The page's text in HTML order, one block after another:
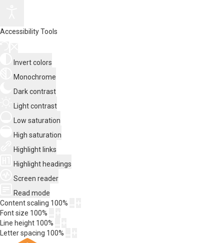
Accessibility Tools
Invert colors
Monochrome
Dark contrast
Light contrast
Low saturation
High saturation
Highlight links
Highlight headings
Screen reader
Read mode
Content scaling 100%
Font size 100%
Line height 100%
Letter spacing 100%